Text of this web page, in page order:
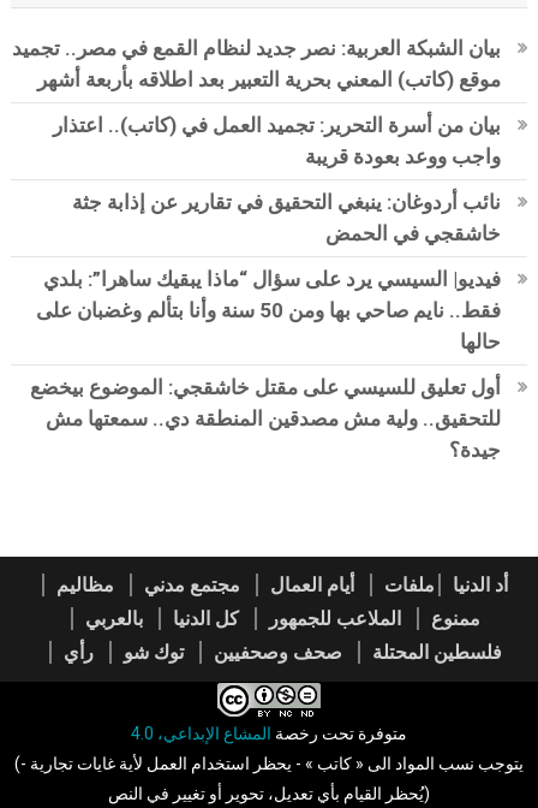
بيان الشبكة العربية: نصر جديد لنظام القمع في مصر.. تجميد
موقع (كاتب) المعني بحرية التعبير بعد اطلاقه بأربعة أشهر
بيان من أسرة التحرير: تجميد العمل في (كاتب).. اعتذار
واجب ووعد بعودة قريبة
نائب أردوغان: ينبغي التحقيق في تقارير عن إذابة جثة
خاشقجي في الحمض
فيديو| السيسي يرد على سؤال “ماذا يبقيك ساهرا”: بلدي
فقط.. نايم صاحي بها ومن 50 سنة وأنا بتألم وغضبان على
حالها
أول تعليق للسيسي على مقتل خاشقجي: الموضوع بيخضع
للتحقيق.. ولية مش مصدقين المنطقة دي.. سمعتها مش
جيدة؟
أد الدنيا ملفات أيام العمال مجتمع مدني
مظاليم
ممنوع
الملاعب للجمهور كل الدنيا
بالعربي
فلسطين المحتلة
صحف وصحفيين توك شو رأي
متوفرة تحت رخصة المشاع الإبداعي، 4.0
(يتوجب نسب المواد الى « كاتب » - يحظر استخدام العمل لأية غايات تجارية -
يُحظر القيام بأي تعديل، تحوير أو تغيير في النص)